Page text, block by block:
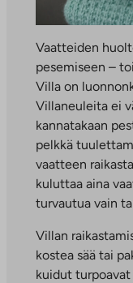
Vaatteiden
pesemiseen –
Villa on
Villaneuleita ei
kannatakaan
pelkkä
vaatteen
kuluttaa aina
turvautua vain
Villan
kostea sää tai
kuidut